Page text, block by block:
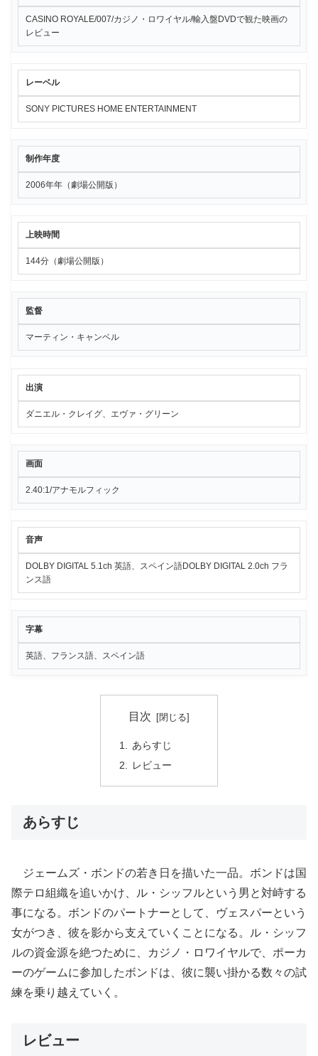
CASINO ROYALE/007/カジノ・ロワイヤル/輸入盤DVDで観た映画の
レビュー
レーベル
SONY PICTURES HOME ENTERTAINMENT
制作年度
2006年年（劇場公開版）
上映時間
144分（劇場公開版）
監督
マーティン・キャンベル
出演
ダニエル・クレイグ、エヴァ・グリーン
画面
2.40:1/アナモルフィック
音声
DOLBY DIGITAL 5.1ch 英語、スペイン語DOLBY DIGITAL 2.0ch フラ
ンス語
字幕
英語、フランス語、スペイン語
目次
あらすじ
レビュー
あらすじ
ジェームズ・ボンドの若き日を描いた一品。ボンドは国
際テロ組織を追いかけ、ル・シッフルという男と対峙する
事になる。ボンドのパートナーとして、ヴェスパーという
女がつき、彼を影から支えていくことになる。ル・シッフ
ルの資金源を絶つために、カジノ・ロワイヤルで、ポーカ
ーのゲームに参加したボンドは、彼に襲い掛かる数々の試
練を乗り越えていく。
レビュー